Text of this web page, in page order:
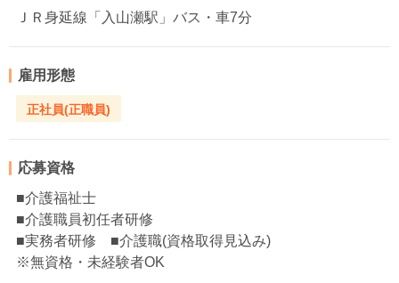
ＪＲ身延線「入山瀬駅」バス・車7分
雇用形態
正社員(正職員)
応募資格
■介護福祉士
■介護職員初任者研修
■実務者研修 ■介護職(資格取得見込み)
※無資格・未経験者OK